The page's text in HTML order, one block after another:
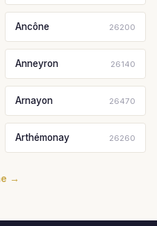
Ancône 26200
Anneyron 26140
Arnayon 26470
Arthémonay 26260
→